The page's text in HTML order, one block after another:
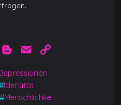
M
e
Bl
g
g
E
ai
l
y
Identität
#Menschlichkeit